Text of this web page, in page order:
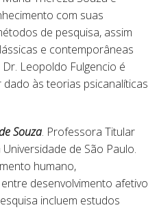
com suas
de pesquisa, assim
e contemporâneas
Leopoldo Fulgencio é
às teorias psicanalíticas
Souza. Professora Titular
de São Paulo.
humano,
desenvolvimento afetivo
incluem estudos